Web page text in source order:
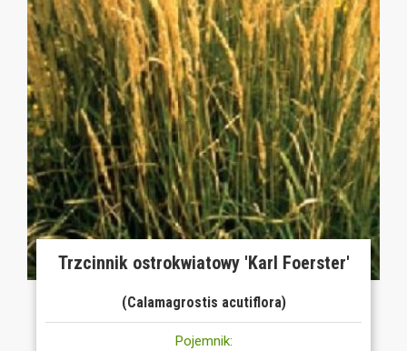
Trzcinnik ostrokwiatowy 'Karl Foerster'
(Calamagrostis acutiflora)
Pojemnik: